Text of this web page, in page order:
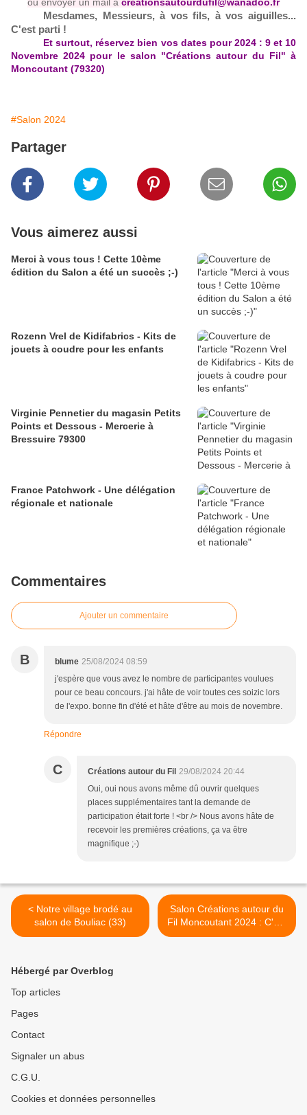
Mesdames, Messieurs, à vos fils, à vos aiguilles...
C'est parti !
Et surtout, réservez bien vos dates pour 2024 : 9 et 10
Novembre 2024 pour le salon "Créations autour du Fil" à
Moncoutant (79320)
#Salon 2024
Partager
Vous aimerez aussi
Merci à vous tous ! Cette 10ème
édition du Salon a été un succès ;-)
Rozenn Vrel de Kidifabrics - Kits de
jouets à coudre pour les enfants
Virginie Pennetier du magasin Petits
Points et Dessous - Mercerie à
Bressuire 79300
France Patchwork - Une délégation
régionale et nationale
Commentaires
Ajouter un commentaire
B blume 25/08/2024 08:59
j'espère que vous avez le nombre de participantes voulues
pour ce beau concours. j'ai hâte de voir toutes ces soizic lors
de l'expo. bonne fin d'été et hâte d'être au mois de novembre.
Répondre
C Créations autour du Fil 29/08/2024 20:44
Oui, oui nous avons même dû ouvrir quelques
places supplémentaires tant la demande de
participation était forte ! <br /> Nous avons hâte de
recevoir les premières créations, ça va être
magnifique ;-)
< Notre village brodé au
salon de Bouliac (33)
Salon Créations autour du
Fil Moncoutant 2024 : C'est
parti ! >
Hébergé par Overblog
Top articles
Pages
Contact
Signaler un abus
C.G.U.
Cookies et données personnelles